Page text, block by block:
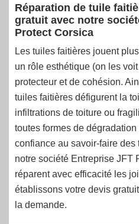
Réparation de tuile
gratuit avec notre
Protect Corsica
Les tuiles faitières jouent
un rôle esthétique (on les
protecteur et de cohésion.
tuiles faitières défigurent la
infiltrations de toiture ou
toutes formes de
confiance au savoir-faire des
notre société Entreprise JFT
réparent avec efficacité les
établissons votre devis
la demande.